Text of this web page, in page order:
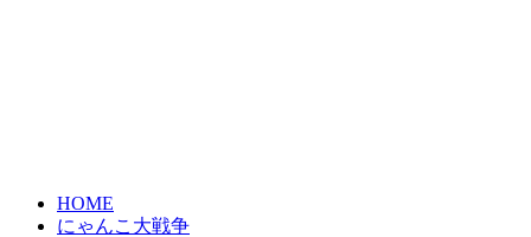
HOME
にゃんこ大戦争